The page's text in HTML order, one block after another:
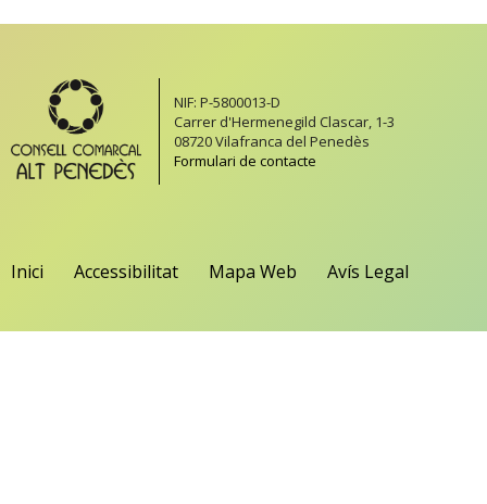
NIF: P-5800013-D
Carrer d'Hermenegild Clascar, 1-3
08720 Vilafranca del Penedès
Formulari de contacte
Inici Accessibilitat Mapa Web Avís Legal